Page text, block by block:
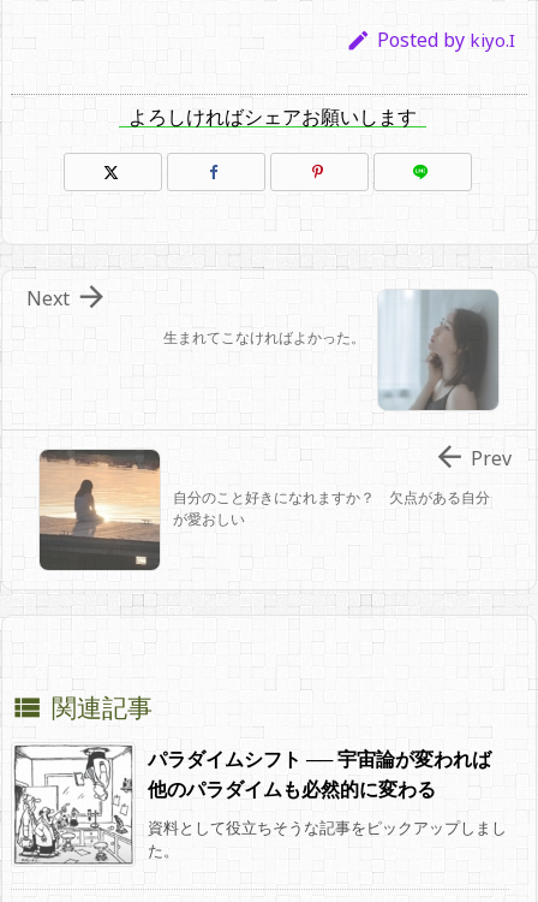
 Posted by kiyo.I
よろしければシェアお願いします
生まれてこなければよかった。

Next
自分のこと好きになれますか？ 欠点がある自分
が愛おしい
 Prev
 関連記事
パラダイムシフト ── 宇宙論が変われば
他のパラダイムも必然的に変わる
資料として役立ちそうな記事をピックアップしまし
た。